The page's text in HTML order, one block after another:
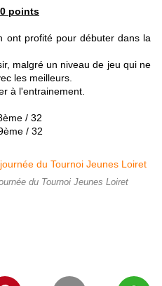
points
ont profité pour débuter dans la
malgré un niveau de jeu qui ne
les meilleurs.
à l'entrainement.
/ 32
/ 32
du Tournoi Jeunes Loiret